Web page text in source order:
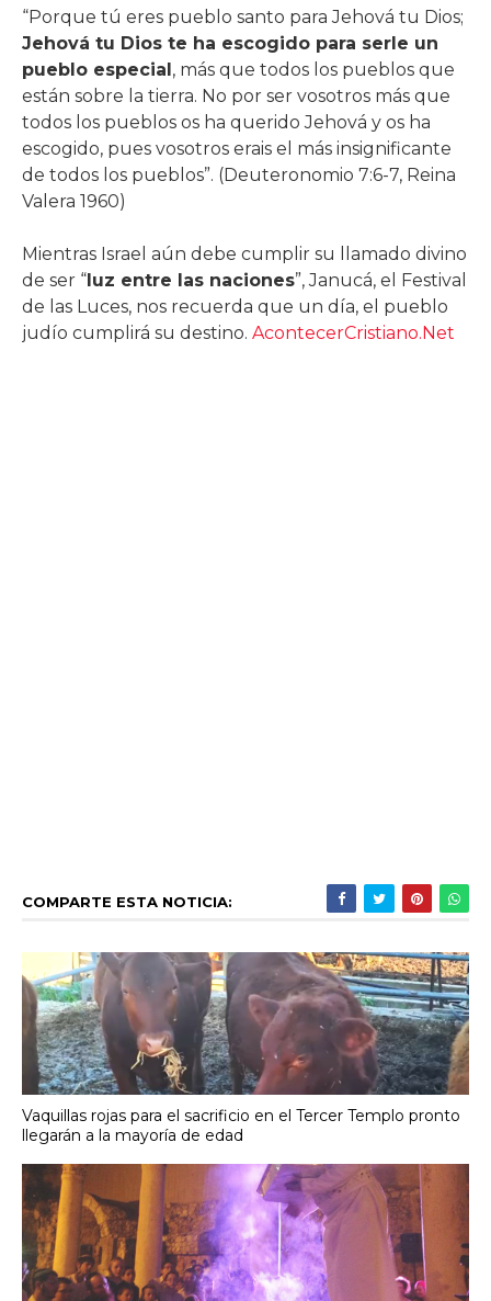
“Porque tú eres pueblo santo para Jehová tu Dios;
Jehová tu Dios te ha escogido para serle un
pueblo especial, más que todos los pueblos que
están sobre la tierra. No por ser vosotros más que
todos los pueblos os ha querido Jehová y os ha
escogido, pues vosotros erais el más insignificante
de todos los pueblos”. (Deuteronomio 7:6-7, Reina
Valera 1960)
Mientras Israel aún debe cumplir su llamado divino
de ser “luz entre las naciones”, Janucá, el Festival
de las Luces, nos recuerda que un día, el pueblo
judío cumplirá su destino. AcontecerCristiano.Net
COMPARTE ESTA NOTICIA:
Vaquillas rojas para el sacrificio en el Tercer Templo pronto
llegarán a la mayoría de edad